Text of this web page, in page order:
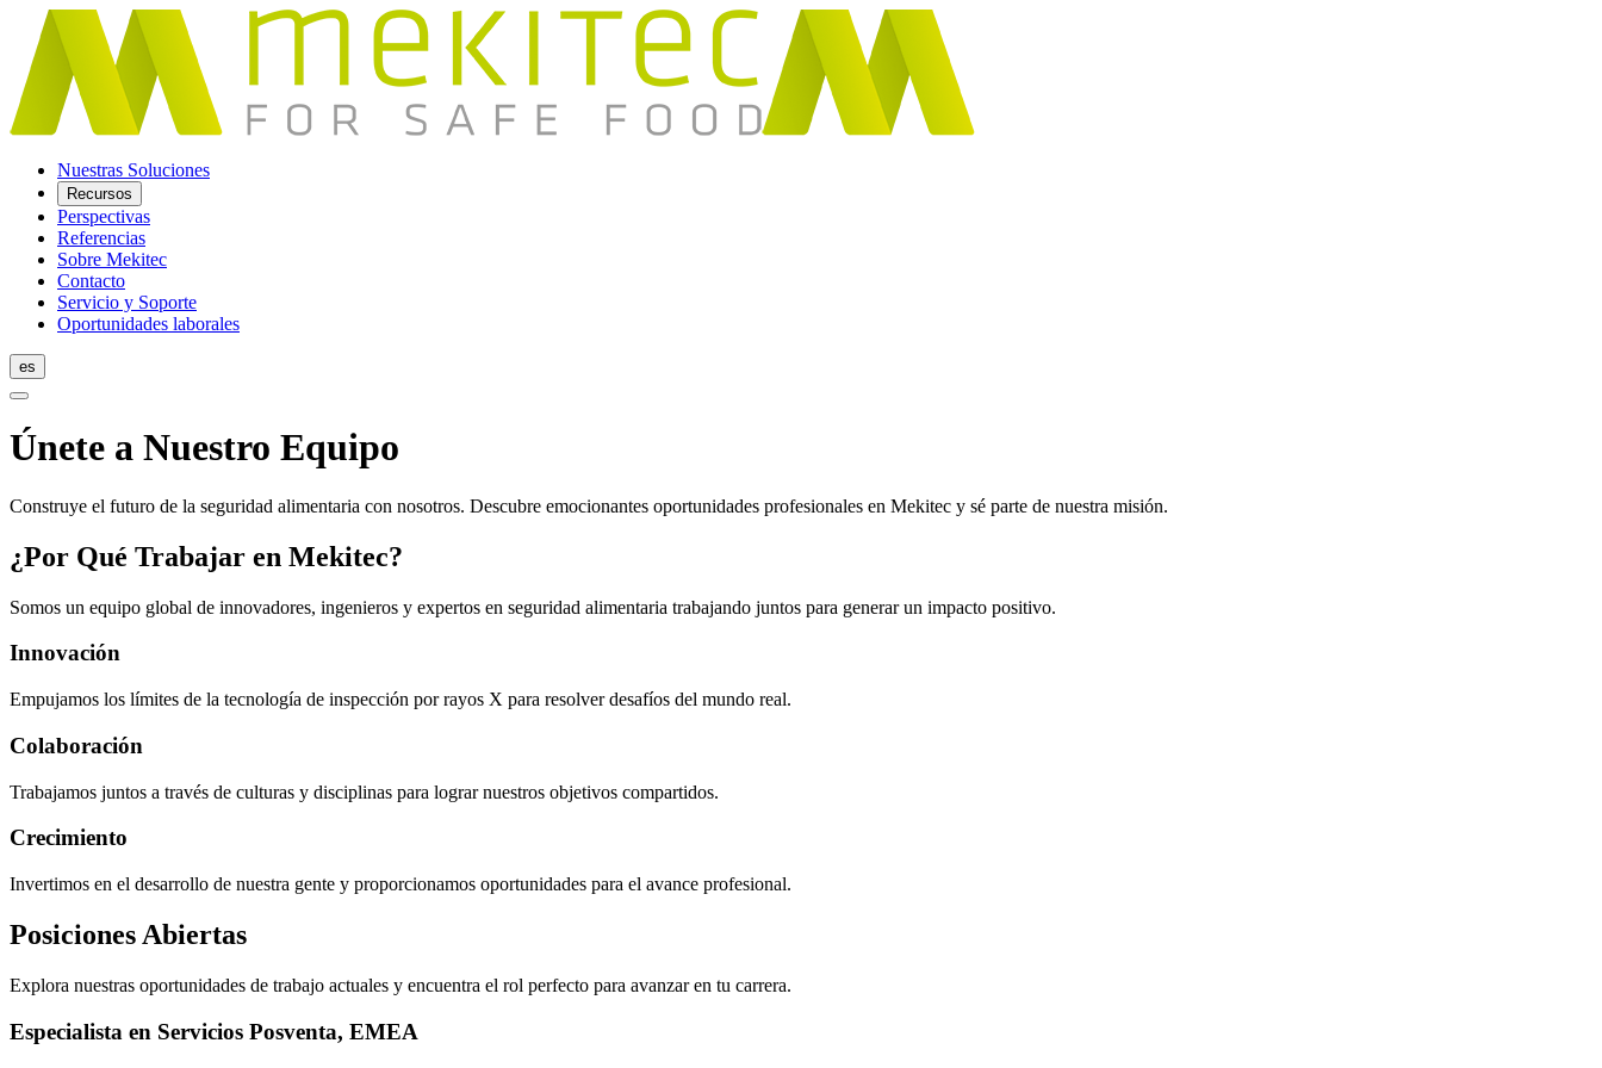
Nuestras Soluciones
Recursos
Perspectivas
Referencias
Sobre Mekitec
Contacto
Servicio y Soporte
Oportunidades laborales
es
Únete a Nuestro Equipo
Construye el futuro de la seguridad alimentaria con nosotros. Descubre emocionantes oportunidades profesionales en Mekitec y sé parte de nuestra misión.
¿Por Qué Trabajar en Mekitec?
Somos un equipo global de innovadores, ingenieros y expertos en seguridad alimentaria trabajando juntos para generar un impacto positivo.
Innovación
Empujamos los límites de la tecnología de inspección por rayos X para resolver desafíos del mundo real.
Colaboración
Trabajamos juntos a través de culturas y disciplinas para lograr nuestros objetivos compartidos.
Crecimiento
Invertimos en el desarrollo de nuestra gente y proporcionamos oportunidades para el avance profesional.
Posiciones Abiertas
Explora nuestras oportunidades de trabajo actuales y encuentra el rol perfecto para avanzar en tu carrera.
Especialista en Servicios Posventa, EMEA